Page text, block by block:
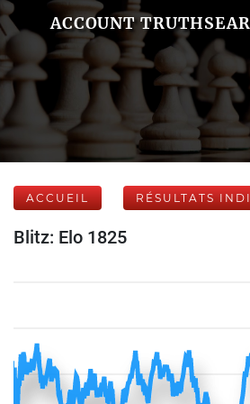
ACCOUNT
ACCUEIL RÉSULTATS
Blitz: Elo 1825